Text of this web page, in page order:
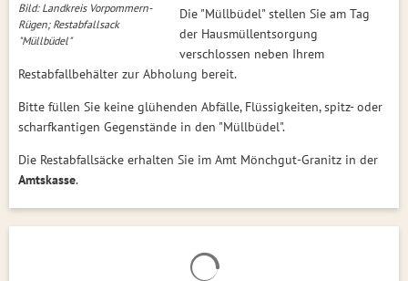
Bild: Landkreis Vorpommern-
Rügen; Restabfallsack
"Müllbüdel"
Die "Müllbüdel" stellen Sie am Tag
der Hausmüllentsorgung
verschlossen neben Ihrem
Restabfallbehälter zur Abholung bereit.
Bitte füllen Sie keine glühenden Abfälle, Flüssigkeiten, spitz- oder
scharfkantigen Gegenstände in den "Müllbüdel".
Die Restabfallsäcke erhalten Sie im Amt Mönchgut-Granitz in der
Amtskasse.